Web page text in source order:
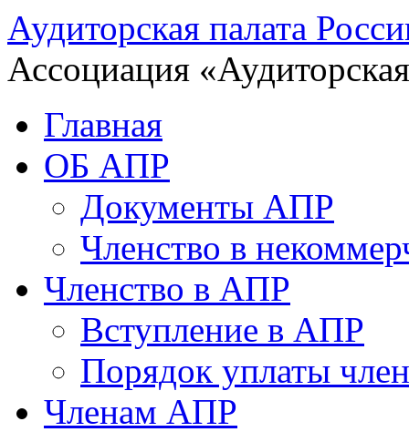
Аудиторская палата
Ассоциация
Главная
ОБ АПР
Документы АПР
Членство в
Членство в АПР
Вступление в АПР
Порядок уплаты
Членам АПР